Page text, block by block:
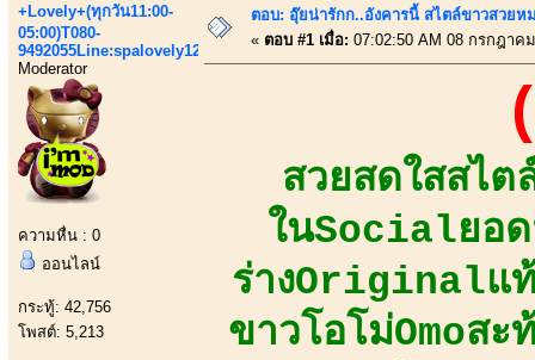
+Lovely+(ทุกวัน11:00-
05:00)T080-
9492055Line:spalovely123
Moderator
ความหื่น : 0
ออนไลน์
กระทู้: 42,756
โพสต์: 5,213
ตอบ: อุ๊ยน่ารักก..อังคารนี้ สไตล์ขาวสวยห
« ตอบ #1 เมื่อ: 07:02:50 AM 08 กรกฎาค
สวยสดใสสไ
ในSocialยอด
ร่างOriginalแ
ขาวโอโม่Omoส